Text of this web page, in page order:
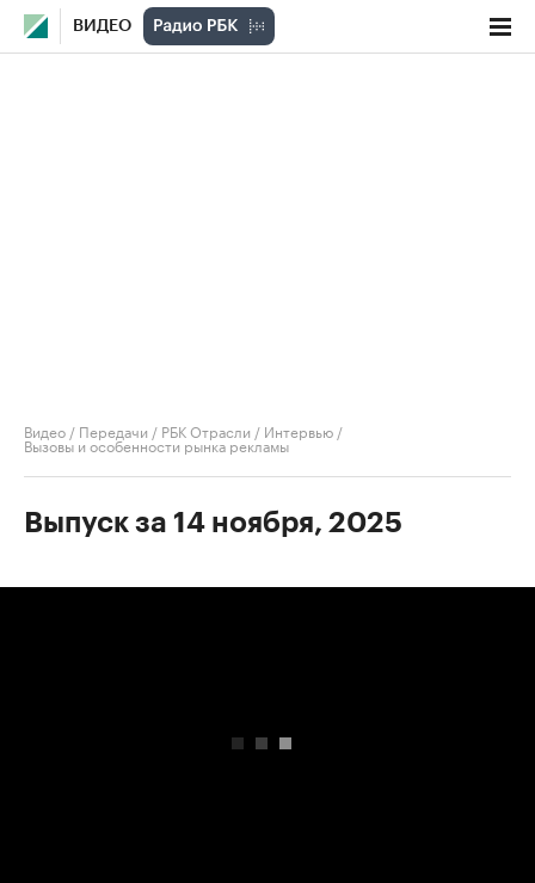
ВИДЕО
Видео / Передачи / РБК Отрасли / Интервью /
Вызовы и особенности рынка рекламы
Выпуск за 14 ноября, 2025